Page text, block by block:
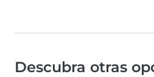
Descubra otras